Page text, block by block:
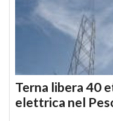
Terna libera 40
elettrica nel